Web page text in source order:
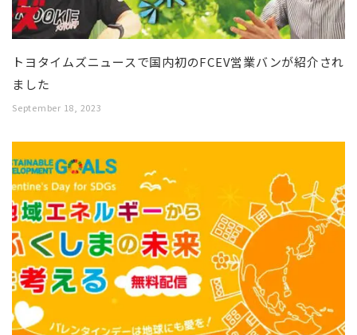
トヨタイムズニュースで国内初のFCEV営業バンが紹介され
ました
September 18, 2023